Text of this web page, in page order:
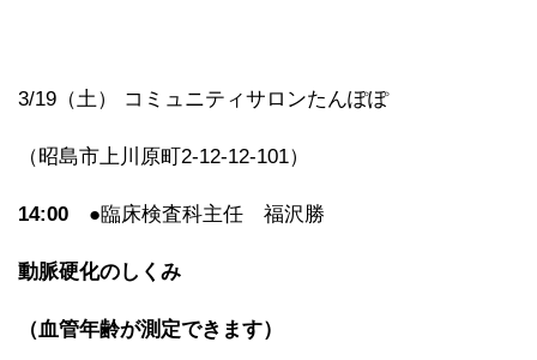
3/19（土） コミュニティサロンたんぽぽ
（昭島市上川原町2-12-12-101）
14:00 ●臨床検査科主任 福沢勝
動脈硬化のしくみ
（血管年齢が測定できます）